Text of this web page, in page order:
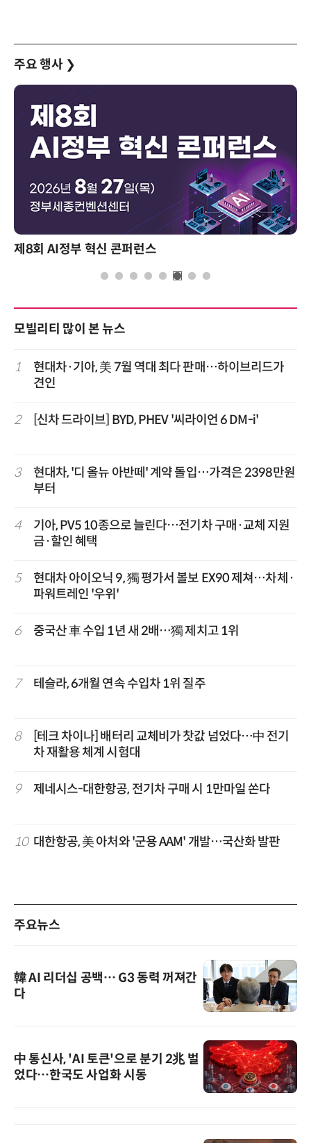
주요 행사 ❯
제8회 AI정부 혁신 콘퍼런스
모빌리티 많이 본 뉴스
1
현대차·기아, 美 7월 역대 최다 판매…하이브리드가
견인
2 [신차 드라이브] BYD, PHEV '씨라이언 6 DM-i'
3
현대차, '디 올뉴 아반떼' 계약 돌입…가격은 2398만원
부터
4
기아, PV5 10종으로 늘린다…전기차 구매·교체 지원
금·할인 혜택
5
현대차 아이오닉 9, 獨 평가서 볼보 EX90 제쳐…차체·
파워트레인 '우위'
6 중국산 車 수입 1년 새 2배…獨 제치고 1위
7 테슬라, 6개월 연속 수입차 1위 질주
8
[테크 차이나] 배터리 교체비가 찻값 넘었다…中 전기
차 재활용 체계 시험대
9 제네시스-대한항공, 전기차 구매 시 1만마일 쏜다
10 대한항공, 美 아처와 '군용 AAM' 개발…국산화 발판
주요뉴스
韓 AI 리더십 공백… G3 동력 꺼져간
다
中 통신사, 'AI 토큰'으로 분기 2兆 벌
었다…한국도 사업화 시동